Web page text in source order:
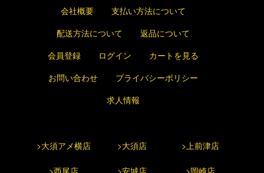
会社概要
支払い方法について
配送方法について
返品について
会員登録
ログイン
カートを見る
お問い合わせ
プライバシーポリシー
求人情報
>大須アメ横店 >大須店 >上前津店
>西尾店 >安城店 >岡崎店